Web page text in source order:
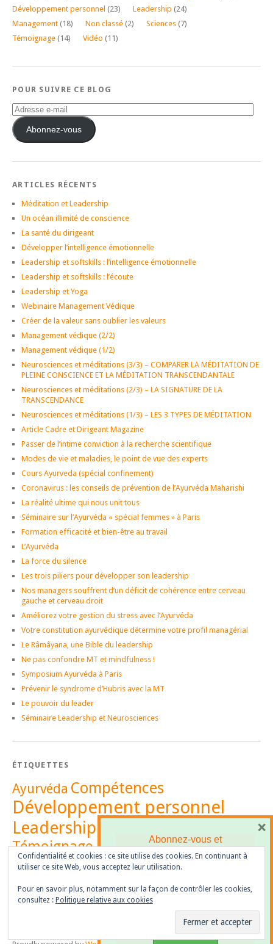
Développement personnel (23) Leadership (24)
Management (18) Non classé (2) Sciences (7)
Témoignage (14) Vidéo (11)
POUR SUIVRE CE BLOG
Adresse
e-
mail Abonnez-vous
ARTICLES RÉCENTS
Méditation et Leadership
Un océan illimité de conscience
La santé du dirigeant
Développer l’intelligence émotionnelle
Leadership et softskills : l’intelligence émotionnelle
Leadership et softskills : l’écoute
Leadership et Yoga
Webinaire Management Védique
Créer de la valeur sans oublier les valeurs
Management védique (2/2)
Management védique (1/2)
Neurosciences et méditations (3/3) – COMPARER LA MÉDITATION DE
PLEINE CONSCIENCE ET LA MÉDITATION TRANSCENDANTALE
Neurosciences et méditations (2/3) – LA SIGNATURE DE LA
TRANSCENDANCE
Neurosciences et méditations (1/3) – LES 3 TYPES DE MÉDITATION
Article Cadre et Dirigeant Magazine
Passer de l’intime conviction à la recherche scientifique
Modes de vie et maladies, le point de vue des experts
Cours Ayurveda (spécial confinement)
Coronavirus : les conseils de prévention de l’Ayurvéda Maharishi
La réalité ultime qui nous unit tous
Séminaire sur l’Ayurvéda « spécial femmes » à Paris
Formation efficacité et bien-être au travail
L’Ayurvéda
La force du silence
Les trois piliers pour développer son leadership
Nos managers souffrent d’un déficit de cohérence entre cerveau
gauche et cerveau droit
Améliorez votre gestion du stress avec l’Ayurvéda
Votre constitution ayurvédique détermine votre profil managérial
Le Râmâyana, une Bible du leadership
Ne pas confondre MT et mindfulness !
Symposium Ayurvéda à Paris
Prévenir le syndrome d’Hubris avec la MT
Le pouvoir du leader
Séminaire Leadership et Neurosciences
ÉTIQUETTES
Ayurvéda Compétences
Développement personnel
Leadership
Témoignage Vidéo
Confidentialité et cookies : ce site utilise des cookies. En continuant à
utiliser ce site Web, vous acceptez leur utilisation.
Pour en savoir plus, notamment sur la façon de contrôler les cookies,
consultez : Politique relative aux cookies
Abonnez-vous et
recevez
notre newsletter
×